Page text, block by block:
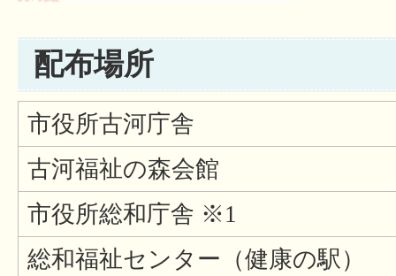
配布場所
市役所古河庁舎
古河福祉の森会館
市役所総和庁舎 ※1
総和福祉センター（健康の駅）